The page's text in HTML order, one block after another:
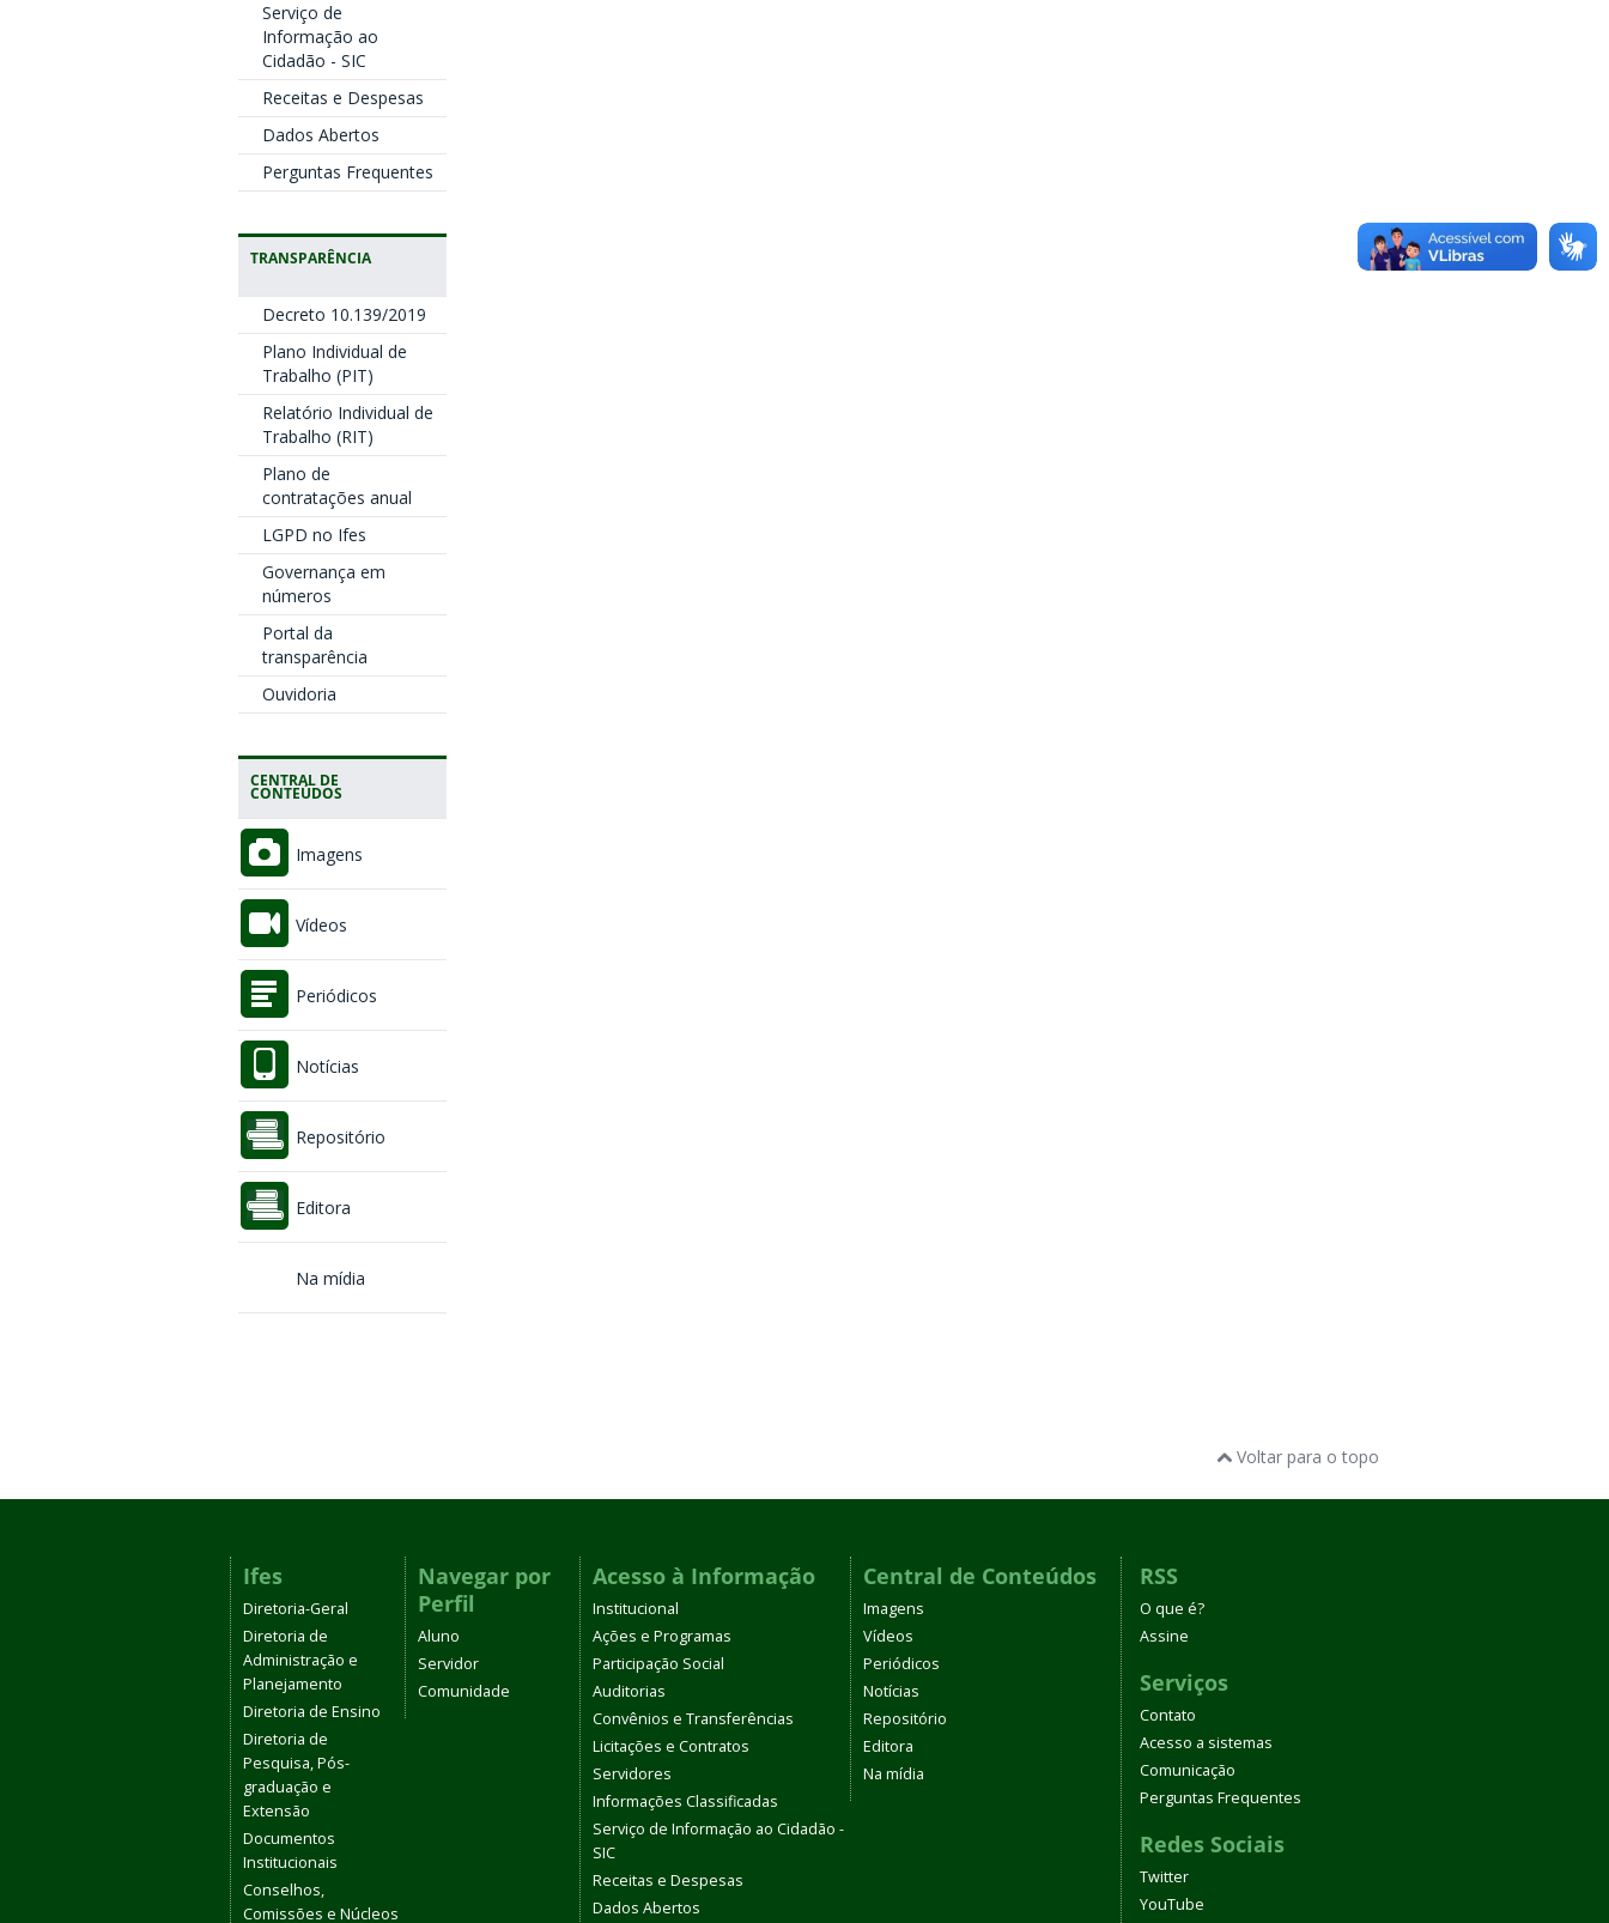
Serviço de
Informação ao
Cidadão - SIC
Receitas e Despesas
Dados Abertos
Perguntas Frequentes
TRANSPARÊNCIA
Decreto 10.139/2019
Plano Individual de
Trabalho (PIT)
Relatório Individual de
Trabalho (RIT)
Plano de
contratações anual
LGPD no Ifes
Governança em
números
Portal da
transparência
Ouvidoria
CENTRAL DE
CONTEÚDOS
Imagens
Vídeos
Periódicos
Notícias
Repositório
Editora
Na mídia
Voltar para o topo
Ifes
Diretoria-Geral
Diretoria de
Administração e
Planejamento
Diretoria de Ensino
Diretoria de
Pesquisa, Pós-
graduação e
Extensão
Documentos
Institucionais
Conselhos,
Comissões e Núcleos
Navegar por
Perfil
Aluno
Servidor
Comunidade
Acesso à Informação
Institucional
Ações e Programas
Participação Social
Auditorias
Convênios e Transferências
Licitações e Contratos
Servidores
Informações Classificadas
Serviço de Informação ao Cidadão -
SIC
Receitas e Despesas
Dados Abertos
Central de Conteúdos
Imagens
Vídeos
Periódicos
Notícias
Repositório
Editora
Na mídia
RSS
O que é?
Assine
Serviços
Contato
Acesso a sistemas
Comunicação
Perguntas Frequentes
Redes Sociais
Twitter
YouTube